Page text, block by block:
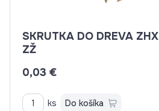
SKRUTKA DO DREVA ZHX DT UV 2,5X25
ZŽ
0,03 €
ks Do košíka